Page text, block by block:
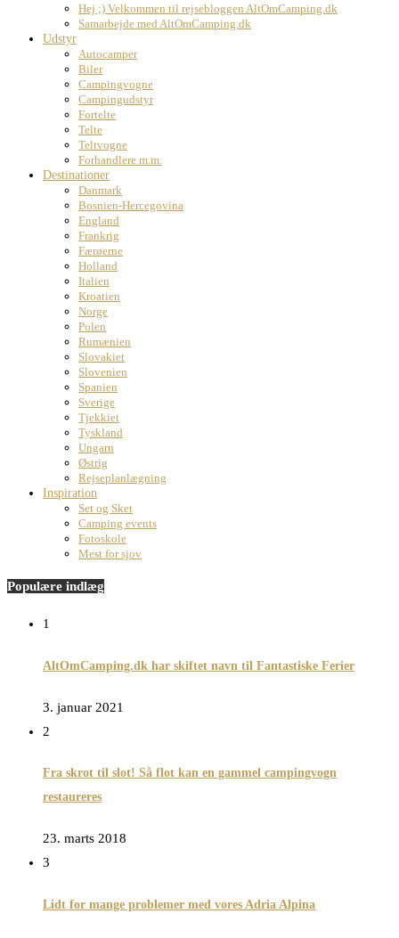
Hej ;) Velkommen til rejsebloggen AltOmCamping.dk
Samarbejde med AltOmCamping.dk
Udstyr
Autocamper
Biler
Campingvogne
Campingudstyr
Fortelte
Telte
Teltvogne
Forhandlere m.m.
Destinationer
Danmark
Bosnien-Hercegovina
England
Frankrig
Færøerne
Holland
Italien
Kroatien
Norge
Polen
Rumænien
Slovakiet
Slovenien
Spanien
Sverige
Tjekkiet
Tyskland
Ungarn
Østrig
Rejseplanlægning
Inspiration
Set og Sket
Camping events
Fotoskole
Mest for sjov
Populære indlæg
1
AltOmCamping.dk har skiftet navn til Fantastiske Ferier
3. januar 2021
2
Fra skrot til slot! Så flot kan en gammel campingvogn
restaureres
23. marts 2018
3
Lidt for mange problemer med vores Adria Alpina